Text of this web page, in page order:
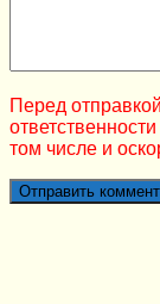
Перед
том числе и